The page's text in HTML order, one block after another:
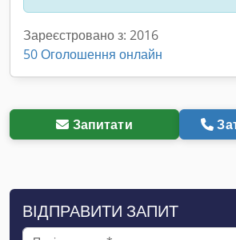
Зареєстровано з: 2016
50 Оголошення онлайн
Запитати
ВІДПРАВИТИ ЗАПИТ